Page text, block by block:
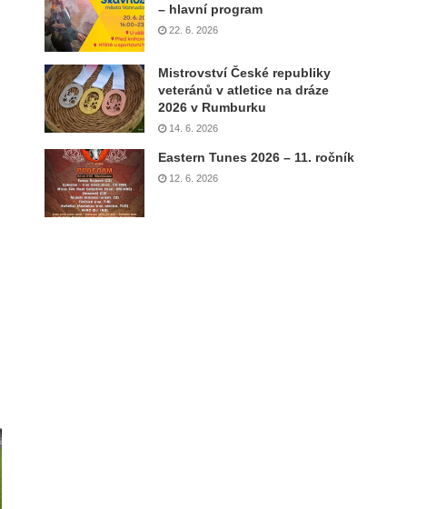
– hlavní program
22. 6. 2026
Mistrovství České republiky
veteránů v atletice na dráze
2026 v Rumburku
14. 6. 2026
Eastern Tunes 2026 – 11. ročník
12. 6. 2026